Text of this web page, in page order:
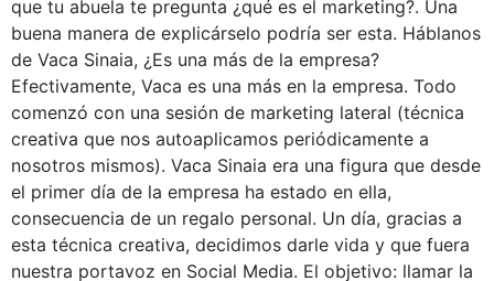
que tu abuela te pregunta ¿qué es el marketing?. Una
buena manera de explicárselo podría ser esta. Háblanos
de Vaca Sinaia, ¿Es una más de la empresa?
Efectivamente, Vaca es una más en la empresa. Todo
comenzó con una sesión de marketing lateral (técnica
creativa que nos autoaplicamos periódicamente a
nosotros mismos). Vaca Sinaia era una figura que desde
el primer día de la empresa ha estado en ella,
consecuencia de un regalo personal. Un día, gracias a
esta técnica creativa, decidimos darle vida y que fuera
nuestra portavoz en Social Media. El objetivo: llamar la